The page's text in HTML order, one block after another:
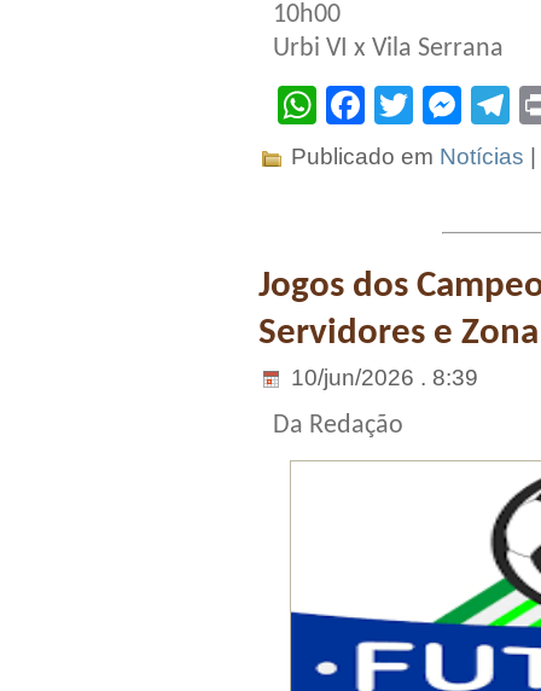
10h00
Urbi VI x Vila Serrana
WhatsApp
Facebook
Twitter
Publicado em Notícias
Jogos dos
Servidores e
10/jun/2026 . 8:39
Da Redação